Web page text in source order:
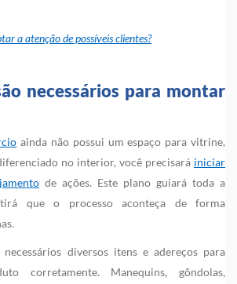
a atenção de possíveis clientes?
necessários para montar
ainda não possui um espaço para vitrine,
no interior, você precisará iniciar
de ações. Este plano guiará toda a
que o processo aconteça de forma
diversos itens e adereços para
corretamente. Manequins, gôndolas,